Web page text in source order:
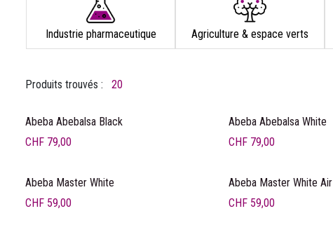
Industrie pharmaceutique Agriculture & espace verts
Produits trouvés : 20
Abeba Abebalsa Black
CHF 79,00
Abeba Abebalsa White
CHF 79,00
Prix ancré
Abeba Master White
CHF 59,00 Prix ancré
Abeba Master White Air
CHF 59,00